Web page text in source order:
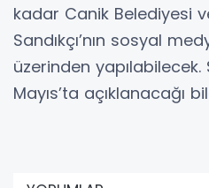
kadar Canik Belediyesi
Sandıkçı’nın sosyal
üzerinden yapılabilecek.
Mayıs’ta açıklanacağı